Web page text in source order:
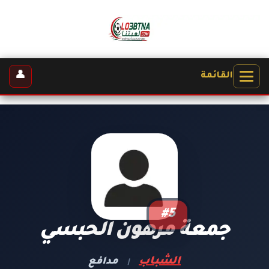
القائمة 👤
#5
جمعة مرهون الحبسي
الشباب | مدافع